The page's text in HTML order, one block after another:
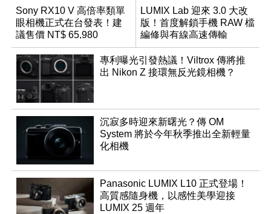
Sony RX10 V 高倍率類單
眼相機正式在台發表！建
議售價 NT$ 65,980
LUMIX Lab 迎來 3.0 大改
版！首度解鎖手機 RAW 檔
編修與有線高速傳輸
專利曝光引發熱議！Viltrox 傳將推
出 Nikon Z 接環無反光鏡相機？
沉寂多時迎來新曙光？傳 OM
System 將於今年秋季推出全新輕量
化相機
Panasonic LUMIX L10 正式登場！
高質感隨身機，以感性美學迎接
LUMIX 25 週年